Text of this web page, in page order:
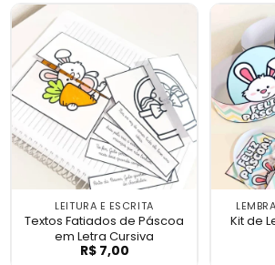
LEITURA E ESCRITA
Textos Fatiados de Páscoa
em Letra Cursiva
Textos Fatiados de
R$7,00
Kit de